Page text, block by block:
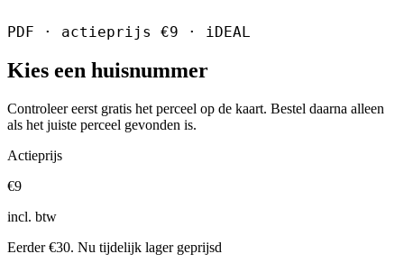
PDF · actieprijs €9 · iDEAL
Kies een huisnummer
Controleer eerst gratis het perceel op de kaart. Bestel daarna alleen
als het juiste perceel gevonden is.
Actieprijs
€9
incl. btw
Eerder €30. Nu tijdelijk lager geprijsd